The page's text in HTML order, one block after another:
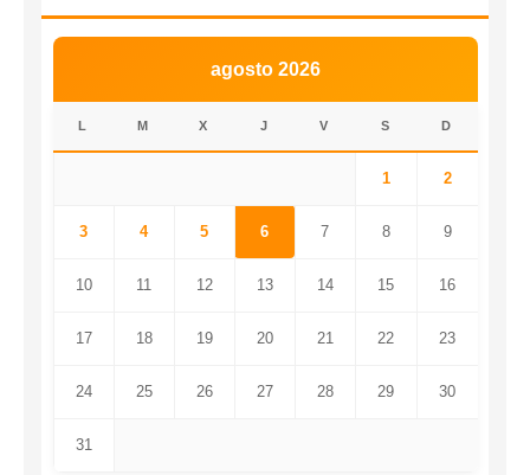
agosto 2026
L M X J V S D
1 2
3 4 5 6 7 8 9
10 11 12 13 14 15 16
17 18 19 20 21 22 23
24 25 26 27 28 29 30
31